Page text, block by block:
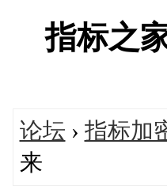
指标之
论坛 › 指标加
来